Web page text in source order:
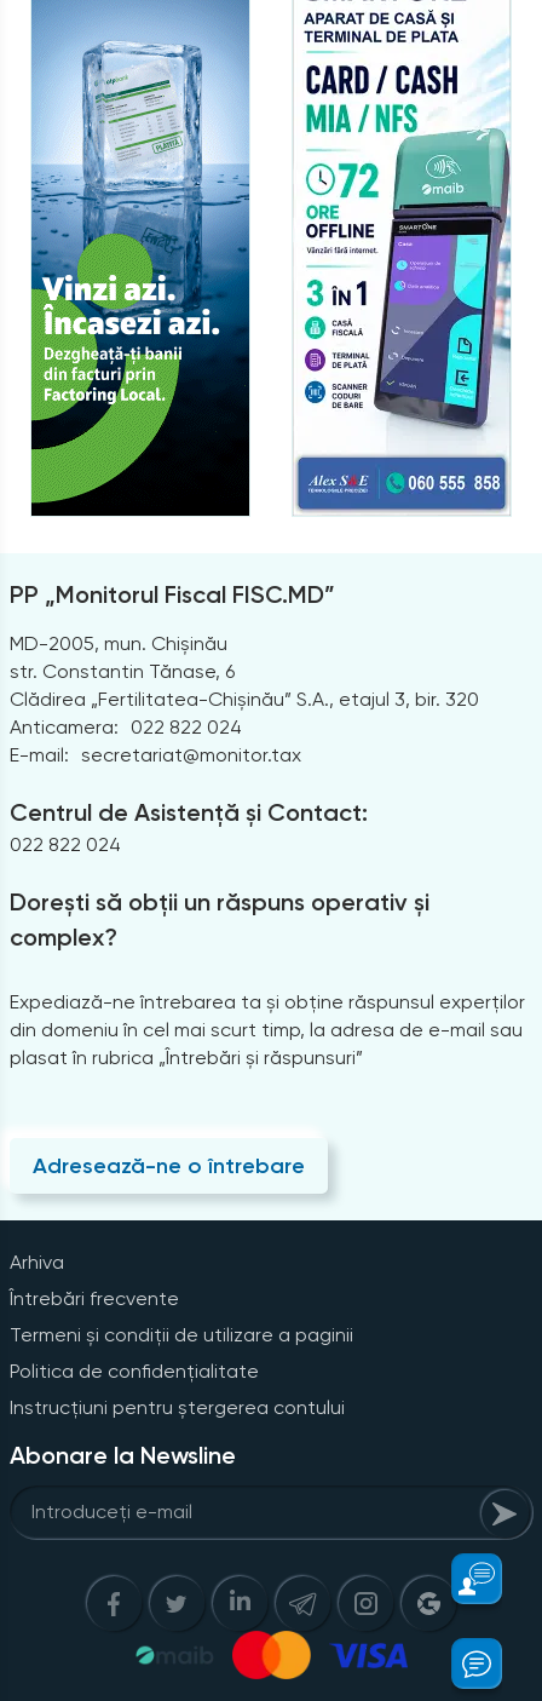
PP „Monitorul Fiscal FISC.MD”
MD-2005, mun. Chișinău
str. Constantin Tănase, 6
Clădirea „Fertilitatea-Chișinău” S.A., etajul 3, bir. 320
Anticamera:
022 822 024
E-mail: secretariat@monitor.tax
Centrul de Asistență și Contact:
022 822 024
Dorești să obții un răspuns operativ și
complex?
Expediază-ne întrebarea ta și obține răspunsul experților
din domeniu în cel mai scurt timp, la adresa de e-mail sau
plasat în rubrica „Întrebări și răspunsuri”
Adresează-ne o întrebare
Arhiva
Întrebări frecvente
Termeni și condiții de utilizare a paginii
Politica de confidențialitate
Instrucțiuni pentru ștergerea contului
Abonare la Newsline